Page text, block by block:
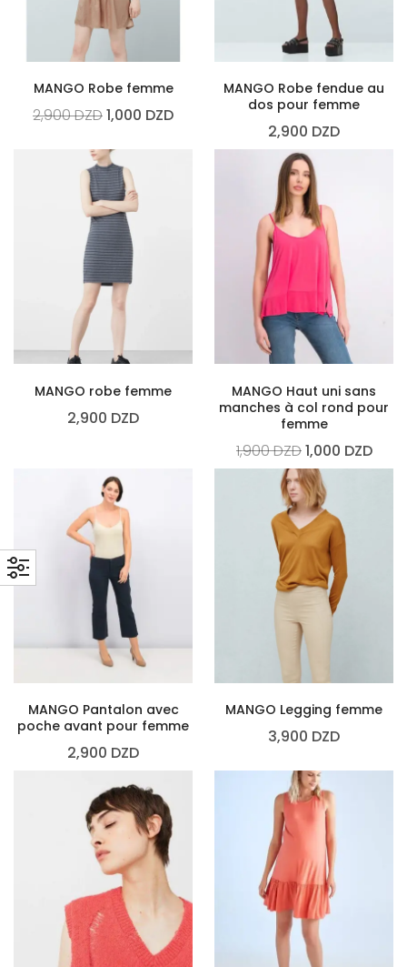
MANGO Robe femme
2,900DZD1,000 DZD
MANGO Robe fendue au
dos pour femme
2,900 DZD
MANGO robe femme
2,900 DZD
MANGO Haut uni sans
manches à col rond pour
femme
1,900DZD1,000 DZD
MANGO Pantalon avec
poche avant pour femme
2,900 DZD
MANGO Legging femme
3,900 DZD